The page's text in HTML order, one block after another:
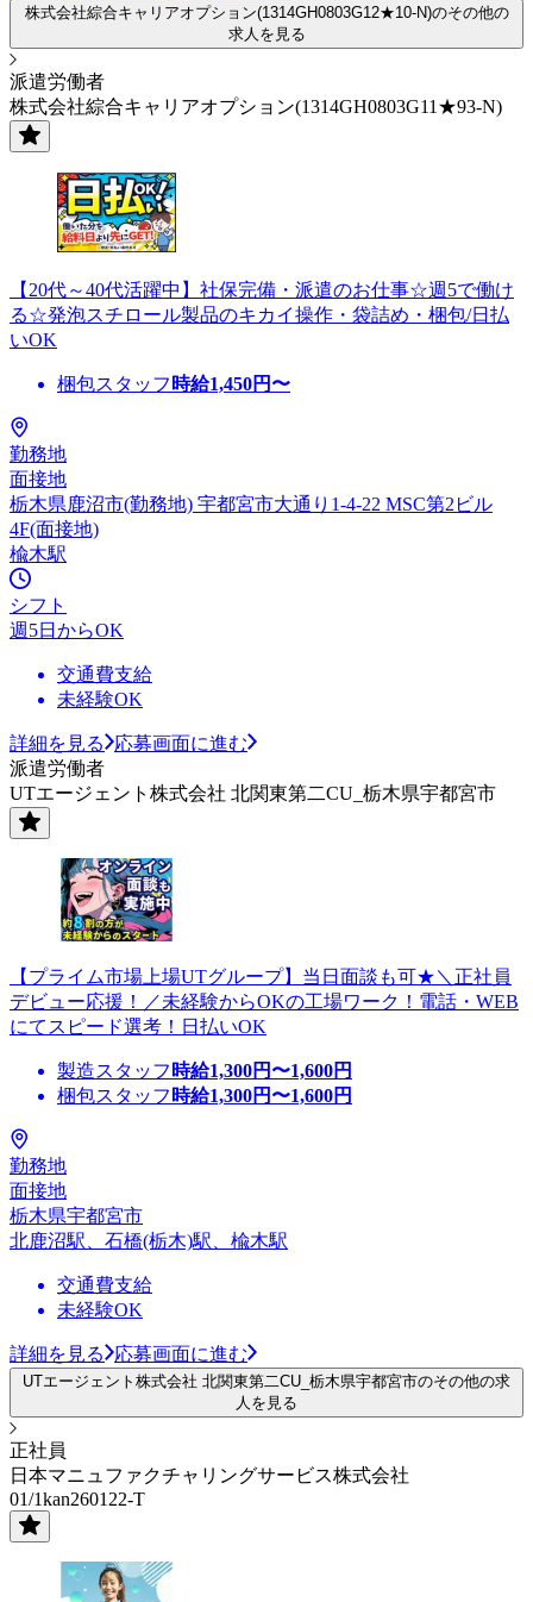
株式会社綜合キャリアオプション(1314GH0803G12★10-N)のその他の
求人を見る
派遣労働者
株式会社綜合キャリアオプション(1314GH0803G11★93-N)
【20代～40代活躍中】社保完備・派遣のお仕事☆週5で働け
る☆発泡スチロール製品のキカイ操作・袋詰め・梱包/日払
いOK
梱包スタッフ 時給1,450円〜
勤務地
面接地
栃木県鹿沼市(勤務地) 宇都宮市大通り1-4-22 MSC第2ビル
4F(面接地)
楡木駅
シフト
週5日からOK
交通費支給
未経験OK
詳細を見る
応募画面に進む
派遣労働者
UTエージェント株式会社 北関東第二CU_栃木県宇都宮市
【プライム市場上場UTグループ】当日面談も可★＼正社員
デビュー応援！／未経験からOKの工場ワーク！電話・WEB
にてスピード選考！日払いOK
製造スタッフ 時給1,300円〜1,600円
梱包スタッフ 時給1,300円〜1,600円
勤務地
面接地
栃木県宇都宮市
北鹿沼駅、石橋(栃木)駅、楡木駅
交通費支給
未経験OK
詳細を見る 応募画面に進む
UTエージェント株式会社 北関東第二CU_栃木県宇都宮市のその他の求
人を見る
正社員
日本マニュファクチャリングサービス株式会社
01/1kan260122-T